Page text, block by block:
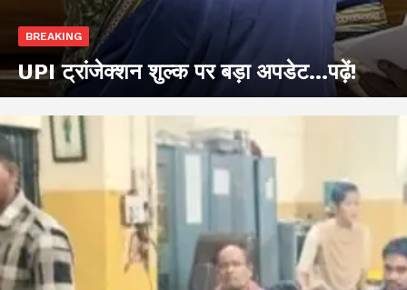
BREAKING
UPI ट्रांजेक्शन शुल्क पर बड़ा अपडेट…पढ़ें!